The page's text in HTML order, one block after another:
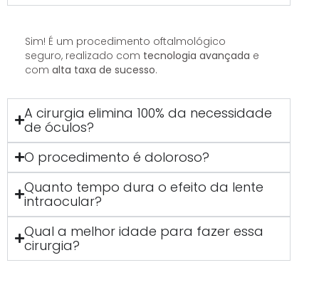
Sim! É um procedimento oftalmológico
seguro, realizado com tecnologia avançada e
com alta taxa de sucesso.
A cirurgia elimina 100% da necessidade
de óculos?
O procedimento é doloroso?
Quanto tempo dura o efeito da lente
intraocular?
Qual a melhor idade para fazer essa
cirurgia?